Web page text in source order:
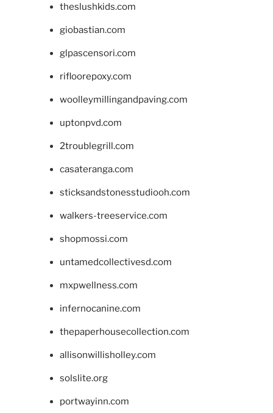
theslushkids.com
giobastian.com
glpascensori.com
rifloorepoxy.com
woolleymillingandpaving.com
uptonpvd.com
2troublegrill.com
casateranga.com
sticksandstonesstudiooh.com
walkers-treeservice.com
shopmossi.com
untamedcollectivesd.com
mxpwellness.com
infernocanine.com
thepaperhousecollection.com
allisonwillisholley.com
solslite.org
portwayinn.com